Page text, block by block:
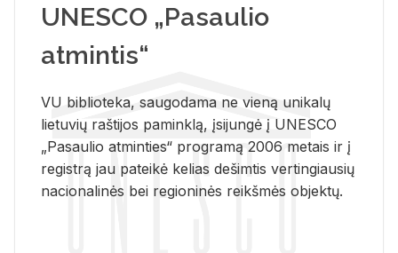
UNESCO „Pasaulio
atmintis“
VU biblioteka, saugodama ne vieną unikalų
lietuvių raštijos paminklą, įsijungė į UNESCO
„Pasaulio atminties“ programą 2006 metais ir į
registrą jau pateikė kelias dešimtis vertingiausių
nacionalinės bei regioninės reikšmės objektų.